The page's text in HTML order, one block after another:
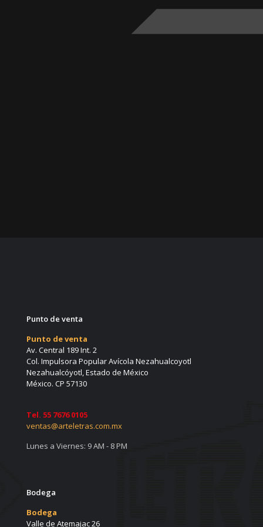
Punto de venta
Punto de venta
Av. Central 189 Int. 2
Col. Impulsora Popular Avícola Nezahualcoyotl
Nezahualcóyotl, Estado de México
México. CP 57130
Tel. 55 7676 0105
ventas@arteletras.com.mx
Lunes a Viernes: 9 AM - 8 PM
Bodega
Bodega
Valle de Atemajac 26